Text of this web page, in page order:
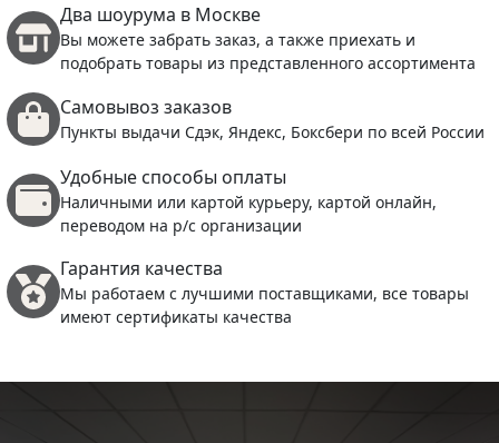
Два шоурума в Москве
Вы можете забрать заказ, а также приехать и
подобрать товары из представленного ассортимента
Самовывоз заказов
Пункты выдачи Сдэк, Яндекс, Боксбери по всей России
Удобные способы оплаты
Наличными или картой курьеру, картой онлайн,
переводом на р/с организации
Гарантия качества
Мы работаем с лучшими поставщиками, все товары
имеют сертификаты качества